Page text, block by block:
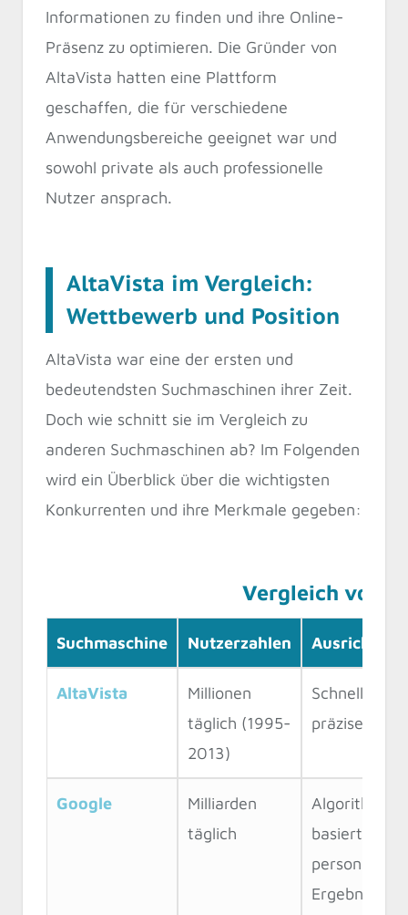
Informationen zu finden und ihre Online-
Präsenz zu optimieren. Die Gründer von
AltaVista hatten eine Plattform
geschaffen, die für verschiedene
Anwendungsbereiche geeignet war und
sowohl private als auch professionelle
Nutzer ansprach.
AltaVista im Vergleich:
Wettbewerb und Position
AltaVista war eine der ersten und
bedeutendsten Suchmaschinen ihrer Zeit.
Doch wie schnitt sie im Vergleich zu
anderen Suchmaschinen ab? Im Folgenden
wird ein Überblick über die wichtigsten
Konkurrenten und ihre Merkmale gegeben:
Vergleich von
Suchmaschine Nutzerzahlen Ausrichtung
AltaVista
Millionen
täglich (1995-
2013)
Schnelle und
präzise
Google
Milliarden
täglich
Algorithmus-
basiert,
Ergebnisse